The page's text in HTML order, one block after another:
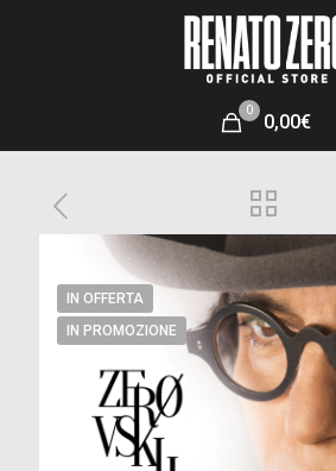
0
0,00€
IN OFFERTA
IN PROMOZIONE